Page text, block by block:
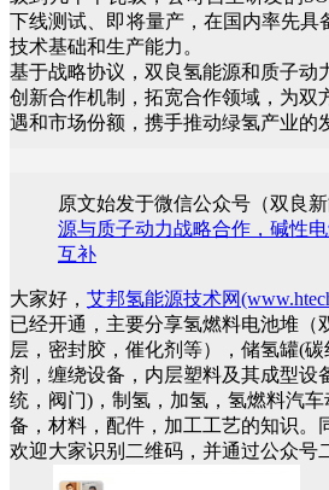
下线测试、即将量产，在国内率先具
技术基础和生产能力。
基于战略协议，双良氢能源和质子动
创新合作机制，拓宽合作领域，为双
遇和市场份额，携手推动绿氢产业的
原文始发于微信公众号（双良新
源与质子动力战略合作，碱性
互补
大家好， 艾邦氢能源技术网
已经开通，主要分享氢燃料电池堆（
层，密封胶，催化剂等），储氢罐(
剂，缠绕设备，内层塑料及其成型设
统，阀门)，制氢，加氢，氢燃料汽
备，材料，配件，加工工艺的知识。
欢迎大家识别二维码，并通过公众号